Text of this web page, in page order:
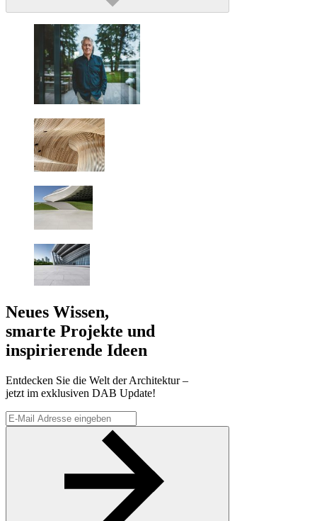
Neues Wissen,
smarte Projekte und
inspirierende Ideen
Entdecken Sie die Welt der Architektur –
jetzt im exklusiven DAB Update!